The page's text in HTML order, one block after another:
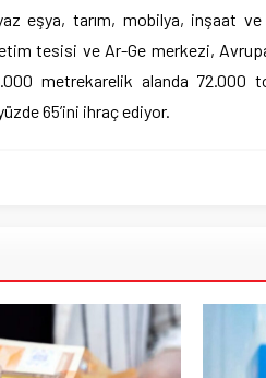
eşya, tarım, mobilya, inşaat
tesisi ve Ar-Ge merkezi,
metrekarelik alanda 72.000
65’ini ihraç ediyor.